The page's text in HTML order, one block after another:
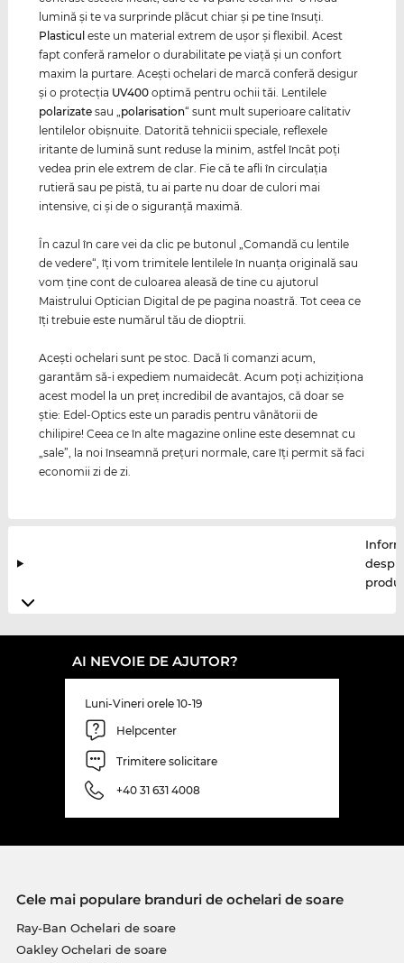
lumină şi te va surprinde plăcut chiar şi pe tine însuţi.
Plasticul este un material extrem de uşor şi flexibil. Acest
fapt conferă ramelor o durabilitate pe viaţă şi un confort
maxim la purtare. Aceşti ochelari de marcă conferă desigur
şi o protecţia UV400 optimă pentru ochii tăi. Lentilele
polarizate sau „polarisation“ sunt mult superioare calitativ
lentilelor obişnuite. Datorită tehnicii speciale, reflexele
iritante de lumină sunt reduse la minim, astfel încât poţi
vedea prin ele extrem de clar. Fie că te afli în circulaţia
rutieră sau pe pistă, tu ai parte nu doar de culori mai
intensive, ci şi de o siguranţă maximă.
În cazul în care vei da clic pe butonul „Comandă cu lentile
de vedere“, îţi vom trimitele lentilele în nuanţa originală sau
vom ţine cont de culoarea aleasă de tine cu ajutorul
Maistrului Optician Digital de pe pagina noastră. Tot ceea ce
îţi trebuie este numărul tău de dioptrii.
Aceşti ochelari sunt pe stoc. Dacă îi comanzi acum,
garantăm să-i expediem numaidecât. Acum poţi achiziţiona
acest model la un preţ incredibil de avantajos, că doar se
ştie: Edel-Optics este un paradis pentru vânătorii de
chilipire! Ceea ce în alte magazine online este desemnat cu
„sale”, la noi înseamnă preţuri normale, care îţi permit să faci
economii zi de zi.
AI NEVOIE DE AJUTOR?
Luni-Vineri orele 10-19
Helpcenter
Trimitere solicitare
+40 31 631 4008
Cele mai populare branduri de ochelari de soare
Ray-Ban Ochelari de soare
Oakley Ochelari de soare